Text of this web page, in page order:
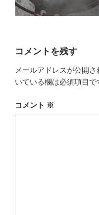
コメントを残す
メールアドレスが公開さ
いている欄は必須項目で
コメント ※